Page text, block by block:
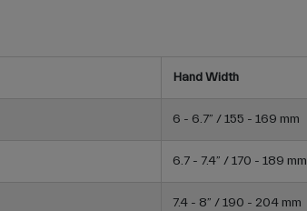
Hand Width
6 - 6.7” / 155 - 169 mm
6.7 - 7.4” / 170 - 189 mm
7.4 - 8” / 190 - 204 mm